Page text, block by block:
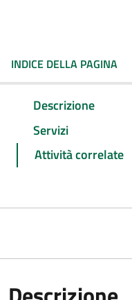
INDICE DELLA PAGINA
Descrizione
Servizi
Attività correlate